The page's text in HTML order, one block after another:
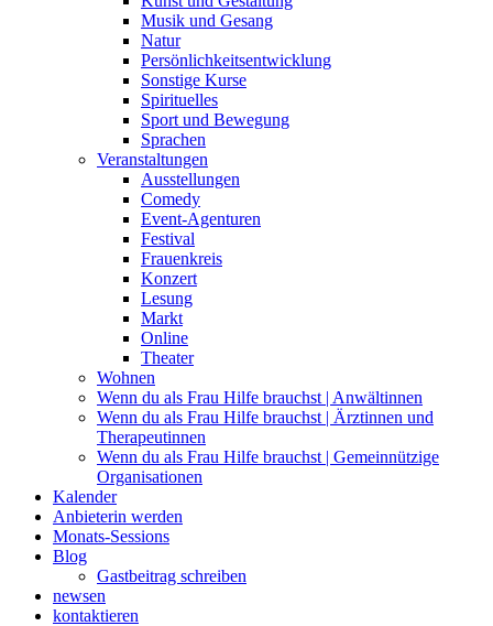
Musik und Gesang
Natur
Persönlichkeitsentwicklung
Sonstige Kurse
Spirituelles
Sport und Bewegung
Sprachen
Veranstaltungen
Ausstellungen
Comedy
Event-Agenturen
Festival
Frauenkreis
Konzert
Lesung
Markt
Online
Theater
Wohnen
Wenn du als Frau Hilfe brauchst | Anwältinnen
Wenn du als Frau Hilfe brauchst | Ärztinnen und
Therapeutinnen
Wenn du als Frau Hilfe brauchst | Gemeinnützige
Organisationen
Kalender
Anbieterin werden
Monats-Sessions
Blog
Gastbeitrag schreiben
newsen
kontaktieren